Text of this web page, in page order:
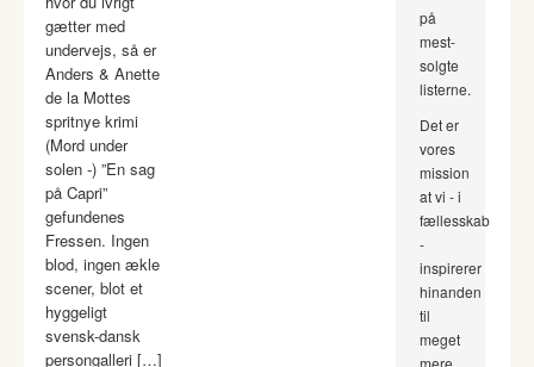
gætter med
undervejs, så er
Anders & Anette
de la Mottes
spritnye krimi
(Mord under
solen -) ”En sag
på Capri”
gefundenes
Fressen. Ingen
blod, ingen ækle
scener, blot et
hyggeligt
svensk-dansk
persongalleri […]
på
mest-
solgte
listerne.
Det er
vores
mission
at vi - i
fællesskab
-
inspirerer
hinanden
til
meget
mere